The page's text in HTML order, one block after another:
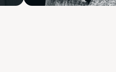
Médecin spécialiste en